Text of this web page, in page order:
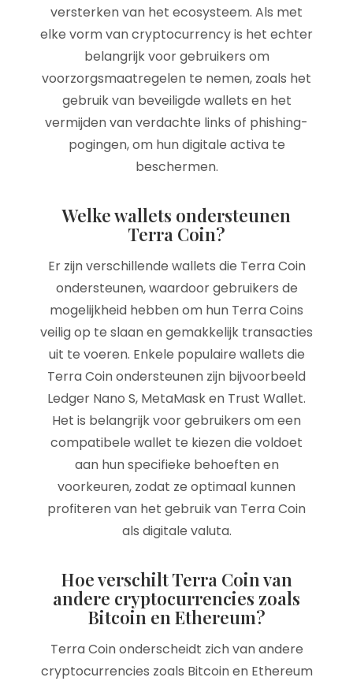
versterken van het ecosysteem. Als met
elke vorm van cryptocurrency is het echter
belangrijk voor gebruikers om
voorzorgsmaatregelen te nemen, zoals het
gebruik van beveiligde wallets en het
vermijden van verdachte links of phishing-
pogingen, om hun digitale activa te
beschermen.
Welke wallets ondersteunen
Terra Coin?
Er zijn verschillende wallets die Terra Coin
ondersteunen, waardoor gebruikers de
mogelijkheid hebben om hun Terra Coins
veilig op te slaan en gemakkelijk transacties
uit te voeren. Enkele populaire wallets die
Terra Coin ondersteunen zijn bijvoorbeeld
Ledger Nano S, MetaMask en Trust Wallet.
Het is belangrijk voor gebruikers om een
compatibele wallet te kiezen die voldoet
aan hun specifieke behoeften en
voorkeuren, zodat ze optimaal kunnen
profiteren van het gebruik van Terra Coin
als digitale valuta.
Hoe verschilt Terra Coin van
andere cryptocurrencies zoals
Bitcoin en Ethereum?
Terra Coin onderscheidt zich van andere
cryptocurrencies zoals Bitcoin en Ethereum